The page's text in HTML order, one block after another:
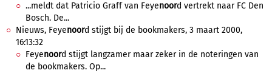
...meldt dat Patricio Graff van Feyenoord vertrekt naar FC Den
Bosch. De...
Nieuws, Feyenoord stijgt bij de bookmakers, 3 maart 2000,
16:13:32
Feyenoord stijgt langzamer maar zeker in de noteringen van
de bookmakers. Op...